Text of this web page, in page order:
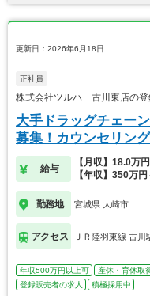
更新日：2026年6月18日
正社員
株式会社ツルハ 古川東店の登
大手ドラッグチェー
募集！カウンセリン
給与
【月収】18.0万
【年収】350万
勤務地 宮城県 大崎市
アクセス ＪＲ陸羽東線 古川
年収500万円以上可 産休・育休取
登録販売者の求人
積極採用中